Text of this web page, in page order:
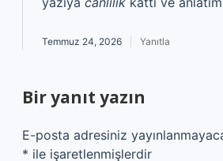
Temmuz 24, 2026 Yanıtla
Bir yanıt yazın
E-posta adresiniz
* ile işaretlenmişlerdir